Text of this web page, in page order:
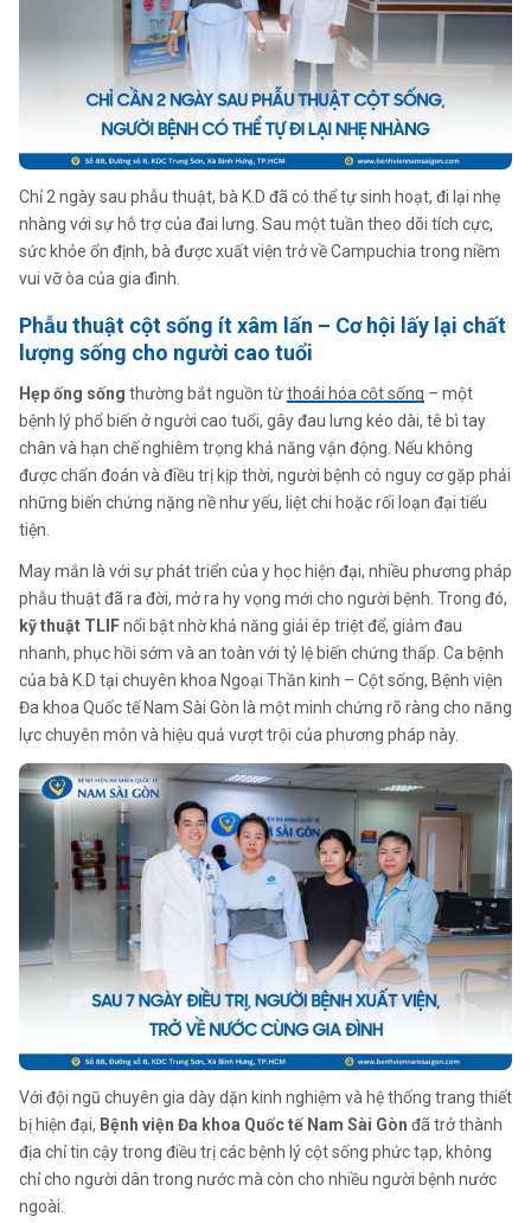
Chỉ 2 ngày sau phẫu thuật, bà K.D đã có thể tự sinh hoạt, đi lại nhẹ
nhàng với sự hỗ trợ của đai lưng. Sau một tuần theo dõi tích cực,
sức khỏe ổn định, bà được xuất viện trở về Campuchia trong niềm
vui vỡ òa của gia đình.
Phẫu thuật cột sống ít xâm lấn – Cơ hội lấy lại chất
lượng sống cho người cao tuổi
Hẹp ống sống thường bắt nguồn từthoái hóa cột sống – một
bệnh lý phổ biến ở người cao tuổi, gây đau lưng kéo dài, tê bì tay
chân và hạn chế nghiêm trọng khả năng vận động. Nếu không
được chẩn đoán và điều trị kịp thời, người bệnh có nguy cơ gặp phải
những biến chứng nặng nề như yếu, liệt chi hoặc rối loạn đại tiểu
tiện.
May mắn là với sự phát triển của y học hiện đại, nhiều phương pháp
phẫu thuật đã ra đời, mở ra hy vọng mới cho người bệnh. Trong đó,
kỹ thuật TLIFnổi bật nhờ khả năng giải ép triệt để, giảm đau
nhanh, phục hồi sớm và an toàn với tỷ lệ biến chứng thấp. Ca bệnh
của bà K.D tại chuyên khoa Ngoại Thần kinh – Cột sống, Bệnh viện
Đa khoa Quốc tế Nam Sài Gòn là một minh chứng rõ ràng cho năng
lực chuyên môn và hiệu quả vượt trội của phương pháp này.
Với đội ngũ chuyên gia dày dặn kinh nghiệm và hệ thống trang thiết
bị hiện đại, Bệnh viện Đa khoa Quốc tế Nam Sài Gòn đã trở thành
địa chỉ tin cậy trong điều trị các bệnh lý cột sống phức tạp, không
chỉ cho người dân trong nước mà còn cho nhiều người bệnh nước
ngoài.